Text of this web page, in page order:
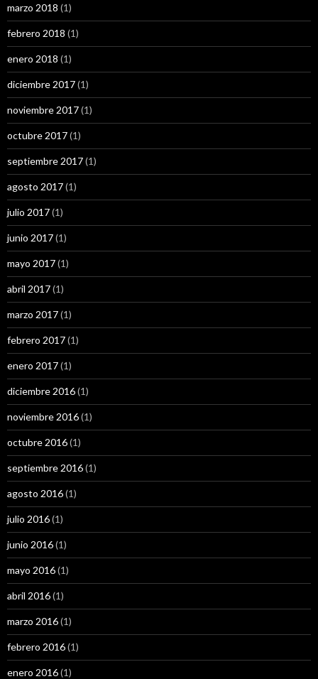
marzo 2018 (1)
febrero 2018 (1)
enero 2018 (1)
diciembre 2017(1)
noviembre 2017(1)
octubre 2017(1)
septiembre 2017(1)
agosto 2017(1)
julio 2017(1)
junio 2017(1)
mayo 2017(1)
abril 2017(1)
marzo 2017(1)
febrero 2017(1)
enero 2017(1)
diciembre 2016(1)
noviembre 2016(1)
octubre 2016(1)
septiembre 2016(1)
agosto 2016(1)
julio 2016(1)
junio 2016(1)
mayo 2016(1)
abril 2016(1)
marzo 2016(1)
febrero 2016(1)
enero 2016(1)